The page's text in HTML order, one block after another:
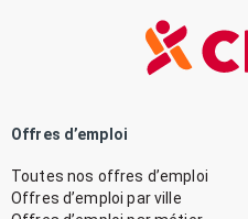
Offres d’emploi
Toutes nos offres d’emploi
Offres d’emploi par ville